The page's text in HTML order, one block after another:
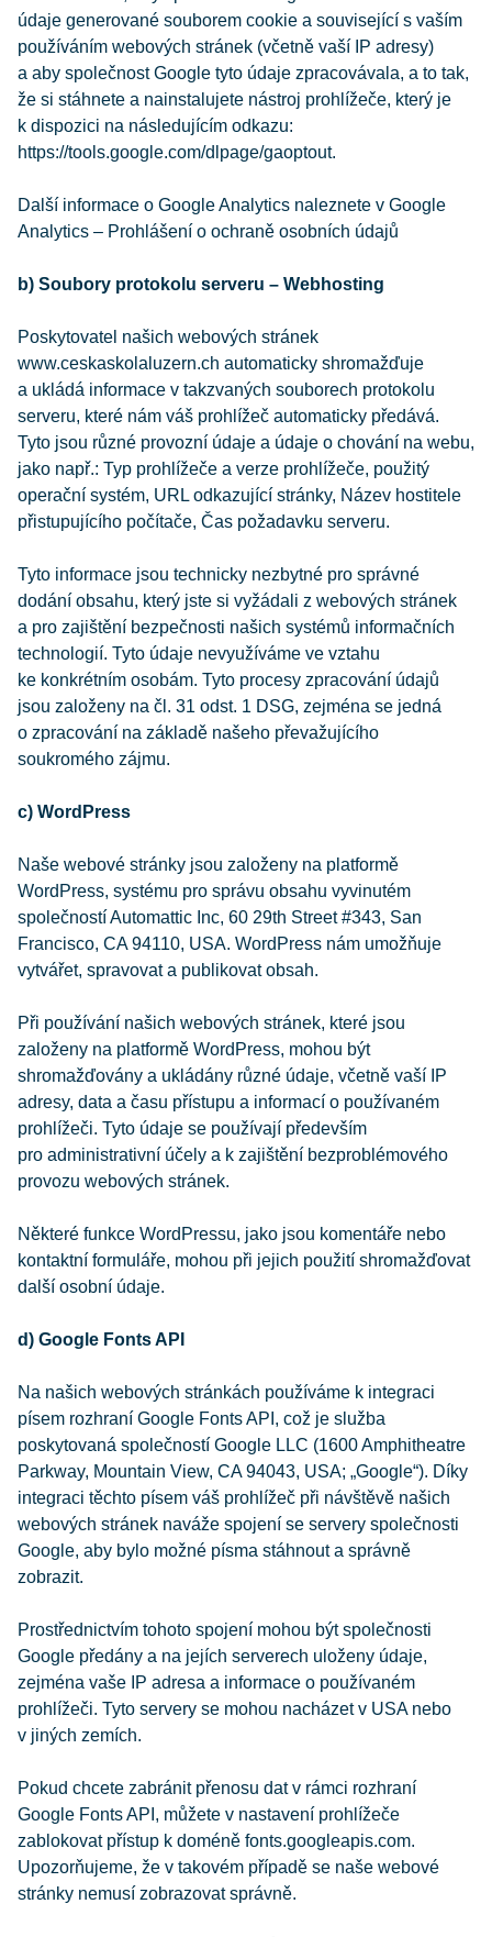
údaje generované souborem cookie a související s vaším
používáním webových stránek (včetně vaší IP adresy)
a aby společnost Google tyto údaje zpracovávala, a to tak,
že si stáhnete a nainstalujete nástroj prohlížeče, který je
k dispozici na následujícím odkazu:
https://tools.google.com/dlpage/gaoptout.
Další informace o Google Analytics naleznete v Google
Analytics – Prohlášení o ochraně osobních údajů
b) Soubory protokolu serveru – Webhosting
Poskytovatel našich webových stránek
www.ceskaskolaluzern.ch automaticky shromažďuje
a ukládá informace v takzvaných souborech protokolu
serveru, které nám váš prohlížeč automaticky předává.
Tyto jsou různé provozní údaje a údaje o chování na webu,
jako např.: Typ prohlížeče a verze prohlížeče, použitý
operační systém, URL odkazující stránky, Název hostitele
přistupujícího počítače, Čas požadavku serveru.
Tyto informace jsou technicky nezbytné pro správné
dodání obsahu, který jste si vyžádali z webových stránek
a pro zajištění bezpečnosti našich systémů informačních
technologií. Tyto údaje nevyužíváme ve vztahu
ke konkrétním osobám. Tyto procesy zpracování údajů
jsou založeny na čl. 31 odst. 1 DSG, zejména se jedná
o zpracování na základě našeho převažujícího
soukromého zájmu.
c) WordPress
Naše webové stránky jsou založeny na platformě
WordPress, systému pro správu obsahu vyvinutém
společností Automattic Inc, 60 29th Street #343, San
Francisco, CA 94110, USA. WordPress nám umožňuje
vytvářet, spravovat a publikovat obsah.
Při používání našich webových stránek, které jsou
založeny na platformě WordPress, mohou být
shromažďovány a ukládány různé údaje, včetně vaší IP
adresy, data a času přístupu a informací o používaném
prohlížeči. Tyto údaje se používají především
pro administrativní účely a k zajištění bezproblémového
provozu webových stránek.
Některé funkce WordPressu, jako jsou komentáře nebo
kontaktní formuláře, mohou při jejich použití shromažďovat
další osobní údaje.
d) Google Fonts API
Na našich webových stránkách používáme k integraci
písem rozhraní Google Fonts API, což je služba
poskytovaná společností Google LLC (1600 Amphitheatre
Parkway, Mountain View, CA 94043, USA; „Google“). Díky
integraci těchto písem váš prohlížeč při návštěvě našich
webových stránek naváže spojení se servery společnosti
Google, aby bylo možné písma stáhnout a správně
zobrazit.
Prostřednictvím tohoto spojení mohou být společnosti
Google předány a na jejích serverech uloženy údaje,
zejména vaše IP adresa a informace o používaném
prohlížeči. Tyto servery se mohou nacházet v USA nebo
v jiných zemích.
Pokud chcete zabránit přenosu dat v rámci rozhraní
Google Fonts API, můžete v nastavení prohlížeče
zablokovat přístup k doméně fonts.googleapis.com.
Upozorňujeme, že v takovém případě se naše webové
stránky nemusí zobrazovat správně.